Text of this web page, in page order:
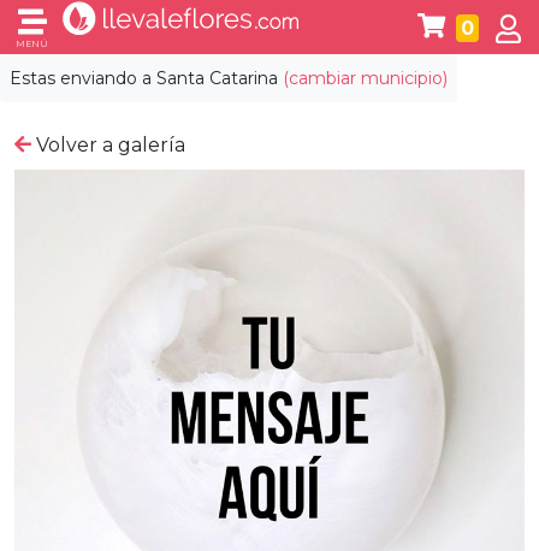
Estas enviando a Santa Catarina (cambiar municipio)
MENÚ
0
Volver a galería